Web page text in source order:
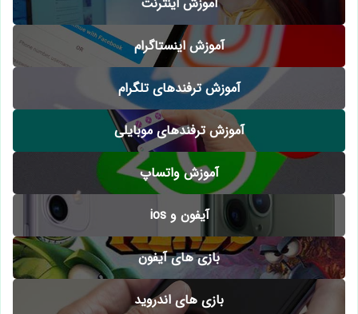
آموزش اینستاگرام
آموزش ترفندهای تلگرام
آموزش ترفندهای موبایلی
آموزش واتساپ
آیفون و ios
بازی های آیفون
بازی های اندروید